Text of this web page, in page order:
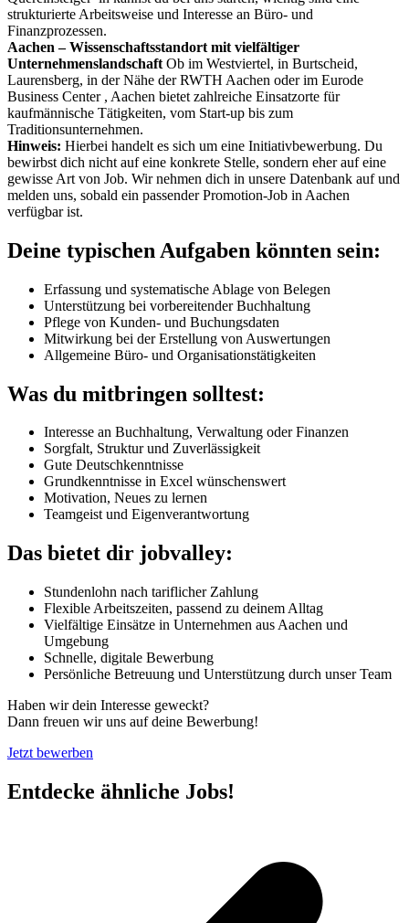
strukturierte Arbeitsweise und Interesse an Büro- und
Finanzprozessen.
Aachen – Wissenschaftsstandort mit vielfältiger
Unternehmenslandschaft Ob im Westviertel, in Burtscheid,
Laurensberg, in der Nähe der RWTH Aachen oder im Eurode
Business Center , Aachen bietet zahlreiche Einsatzorte für
kaufmännische Tätigkeiten, vom Start-up bis zum
Traditionsunternehmen.
Hinweis: Hierbei handelt es sich um eine Initiativbewerbung. Du
bewirbst dich nicht auf eine konkrete Stelle, sondern eher auf eine
gewisse Art von Job. Wir nehmen dich in unsere Datenbank auf und
melden uns, sobald ein passender Promotion-Job in Aachen
verfügbar ist.
Deine typischen Aufgaben könnten sein:
Erfassung und systematische Ablage von Belegen
Unterstützung bei vorbereitender Buchhaltung
Pflege von Kunden- und Buchungsdaten
Mitwirkung bei der Erstellung von Auswertungen
Allgemeine Büro- und Organisationstätigkeiten
Was du mitbringen solltest:
Interesse an Buchhaltung, Verwaltung oder Finanzen
Sorgfalt, Struktur und Zuverlässigkeit
Gute Deutschkenntnisse
Grundkenntnisse in Excel wünschenswert
Motivation, Neues zu lernen
Teamgeist und Eigenverantwortung
Das bietet dir jobvalley:
Stundenlohn nach tariflicher Zahlung
Flexible Arbeitszeiten, passend zu deinem Alltag
Vielfältige Einsätze in Unternehmen aus Aachen und
Umgebung
Schnelle, digitale Bewerbung
Persönliche Betreuung und Unterstützung durch unser Team
Haben wir dein Interesse geweckt?
Dann freuen wir uns auf deine Bewerbung!
Jetzt bewerben
Entdecke ähnliche Jobs!